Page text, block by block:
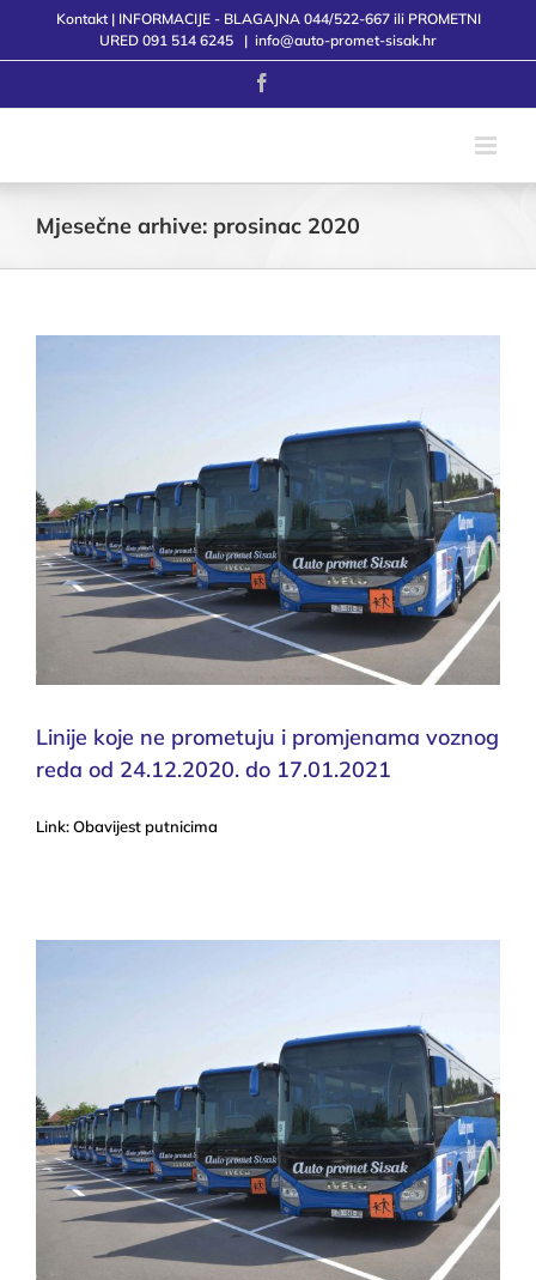
Kontakt | INFORMACIJE - BLAGAJNA 044/522-667 ili PROMETNI
URED 091 514 6245
| info@auto-promet-sisak.hr
Mjesečne arhive: prosinac 2020
Linije koje ne prometuju i promjenama voznog
reda od 24.12.2020. do 17.01.2021
Link: Obavijest putnicima